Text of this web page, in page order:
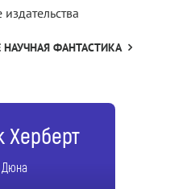
ФАНТАСТИКА
Херберт
Дюна